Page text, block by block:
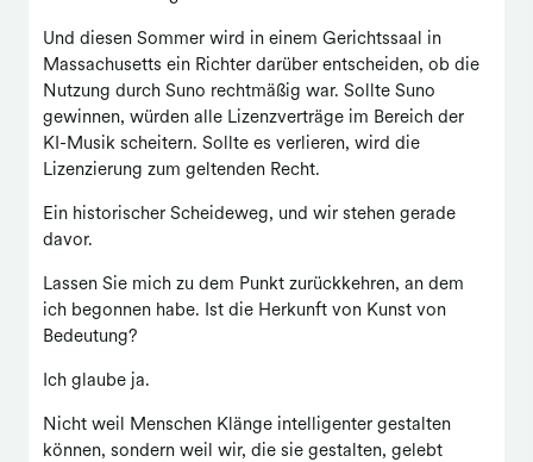
Und diesen Sommer wird in einem Gerichtssaal in
Massachusetts ein Richter darüber entscheiden, ob die
Nutzung durch Suno rechtmäßig war. Sollte Suno
gewinnen, würden alle Lizenzverträge im Bereich der
KI-Musik scheitern. Sollte es verlieren, wird die
Lizenzierung zum geltenden Recht.
Ein historischer Scheideweg, und wir stehen gerade
davor.
Lassen Sie mich zu dem Punkt zurückkehren, an dem
ich begonnen habe. Ist die Herkunft von Kunst von
Bedeutung?
Ich glaube ja.
Nicht weil Menschen Klänge intelligenter gestalten
können, sondern weil wir, die sie gestalten, gelebt